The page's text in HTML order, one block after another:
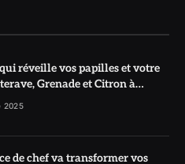
réveille vos papilles et votre
Grenade et Citron à
2025
de chef va transformer vos